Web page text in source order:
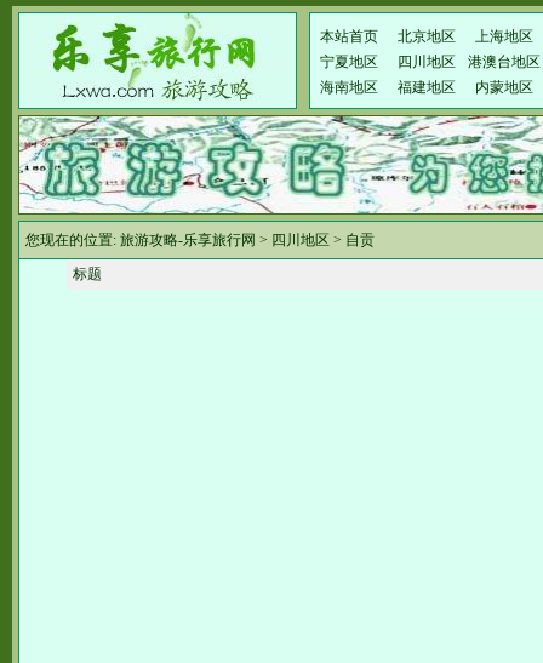
本站首页 北京地区
上海地区
宁夏地区
四川地区
港澳台地区
海南地区
福建地区 内蒙地区
您现在的位置: 旅游攻略-乐享旅行网 > 四川地区 > 自贡
标题